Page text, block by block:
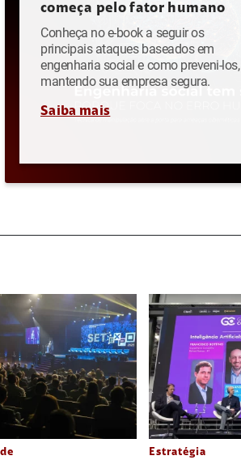
começa pelo fator humano
Conheça no e-book a seguir os
principais ataques baseados em
engenharia social e como preveni-los,
mantendo sua empresa segura.
Saiba mais
Estratégia